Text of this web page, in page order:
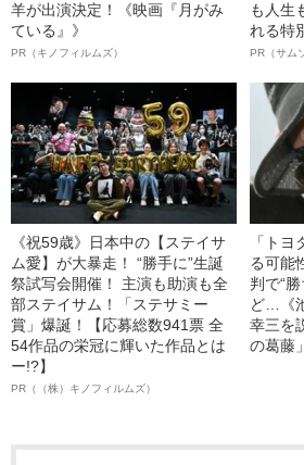
羊が出演決定！《映画『月がみ
ている』》
PR（キノフィルムズ）
も人生
れる特
PR（サム
《祝59歳》日本中の【ステイサ
ム愛】が大暴走！ “勝手に”生誕
祭試写会開催！ 主演も助演も全
部ステイサム！「ステサミー
賞」爆誕！【応募総数941票 全
54作品の栄冠に輝いた作品とは
ー!?】
PR（（株）キノフィルムズ）
「ト
る可能
判で“
ど…《
幸三を
の葛藤」